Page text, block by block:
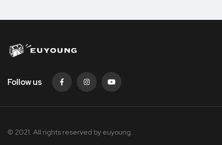
Follow us
© 2021. All rights reserved by euyoung.